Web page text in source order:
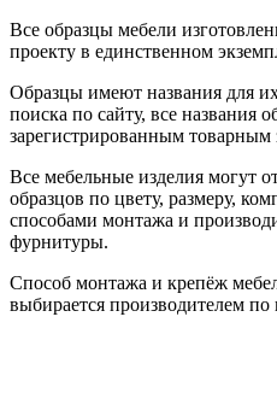
Все образцы мебели
проекту в единственном
Образцы имеют названия для
поиска по сайту, все названия
зарегистрированным товарным
Все мебельные изделия могут
образцов по цвету, размеру,
способами монтажа и
фурнитуры.
Способ монтажа и крепёж
выбирается производителем